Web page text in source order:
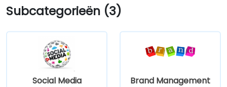
Subcategorieën (3)
Social Media Brand Management